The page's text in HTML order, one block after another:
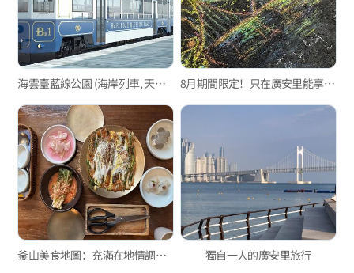
海雲臺藍線公園 (海岸列車, 天空膠囊列車) 8月期間限定！只在廣安里能享受的特別活動
釜山美食地圖：充滿在地情調的美食景點 獨自一人的廣安里旅行